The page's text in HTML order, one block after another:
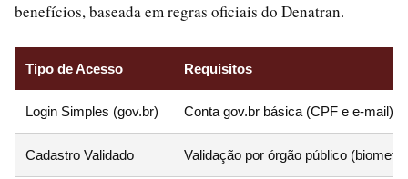
benefícios, baseada em regras oficiais do Denatran.
Tipo de Acesso Requisitos
Login Simples (gov.br) Conta gov.br básica (CPF e e-mail)
Cadastro Validado Validação por órgão público